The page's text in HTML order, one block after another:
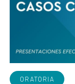
ORATORIA